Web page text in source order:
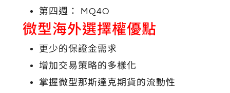
第四週： MQ4O
微型海外選擇權優點
更少的保證金需求
增加交易策略的多樣化
掌握微型那斯達克期貨的流動性